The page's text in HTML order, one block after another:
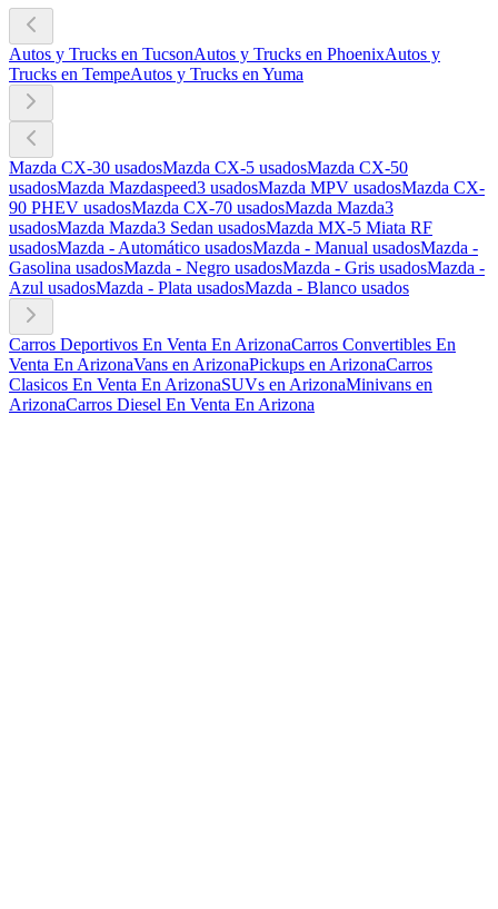
Autos y Trucks en TucsonAutos y Trucks en PhoenixAutos y
Trucks en TempeAutos y Trucks en Yuma
Mazda CX-30 usadosMazda CX-5 usadosMazda CX-50
usadosMazda Mazdaspeed3 usadosMazda MPV usadosMazda CX-
90 PHEV usadosMazda CX-70 usadosMazda Mazda3
usadosMazda Mazda3 Sedan usadosMazda MX-5 Miata RF
usadosMazda - Automático usadosMazda - Manual usadosMazda -
Gasolina usadosMazda - Negro usadosMazda - Gris usadosMazda -
Azul usadosMazda - Plata usadosMazda - Blanco usados
Carros Deportivos En Venta En ArizonaCarros Convertibles En
Venta En ArizonaVans en ArizonaPickups en ArizonaCarros
Clasicos En Venta En ArizonaSUVs en ArizonaMinivans en
ArizonaCarros Diesel En Venta En Arizona